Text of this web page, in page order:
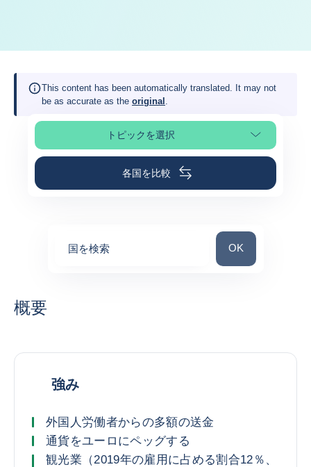
This content has been automatically translated. It may not
be as accurate as the original .
トピックを選択
ページの選択
各国を比較
国を検索 国を検索
OK
概要
強み
外国人労働者からの多額の送金
通貨をユーロにペッグする
観光業（2019年の雇用に占める割合12％、